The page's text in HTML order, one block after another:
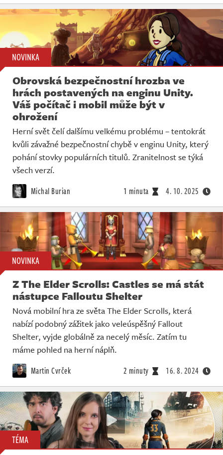
NOVINKA
Obrovská bezpečnostní hrozba ve
hrách postavených na enginu Unity.
Váš počítač i mobil může být v
ohrožení
Herní svět čelí dalšímu velkému problému – tentokrát
kvůli závažné bezpečnostní chybě v enginu Unity, který
pohání stovky populárních titulů. Zranitelnost se týká
všech verzí.
Michal Burian 1 minuta 4. 10. 2025
NOVINKA
Z The Elder Scrolls: Castles se má stát
nástupce Falloutu Shelter
Nová mobilní hra ze světa The Elder Scrolls, která
nabízí podobný zážitek jako veleúspěšný Fallout
Shelter, vyjde globálně za necelý měsíc. Zatím tu
máme pohled na herní náplň.
Martin Cvrček 2 minuty 16. 8. 2024
TÉMA